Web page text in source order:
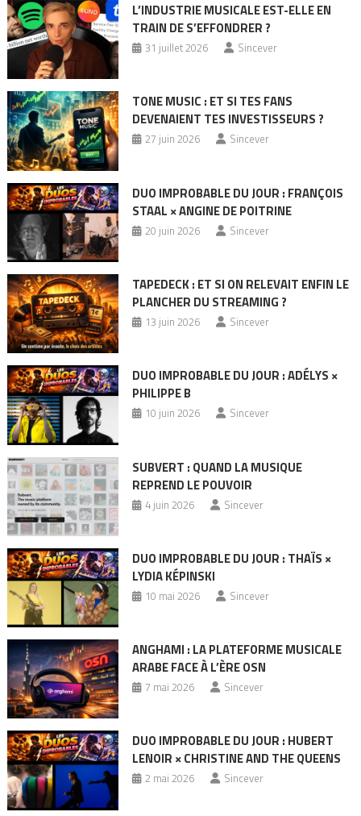
L’INDUSTRIE MUSICALE EST-ELLE EN
TRAIN DE S’EFFONDRER ?
31 juillet 2026 Sincever
TONE MUSIC : ET SI TES FANS
DEVENAIENT TES INVESTISSEURS ?
27 juin 2026 Sincever
DUO IMPROBABLE DU JOUR : FRANÇOIS
STAAL × ANGINE DE POITRINE
20 juin 2026 Sincever
TAPEDECK : ET SI ON RELEVAIT ENFIN LE
PLANCHER DU STREAMING ?
13 juin 2026 Sincever
DUO IMPROBABLE DU JOUR : ADÉLYS ×
PHILIPPE B
10 juin 2026 Sincever
SUBVERT : QUAND LA MUSIQUE
REPREND LE POUVOIR
4 juin 2026 Sincever
DUO IMPROBABLE DU JOUR : THAÏS ×
LYDIA KÉPINSKI
10 mai 2026 Sincever
ANGHAMI : LA PLATEFORME MUSICALE
ARABE FACE À L’ÈRE OSN
7 mai 2026 Sincever
DUO IMPROBABLE DU JOUR : HUBERT
LENOIR × CHRISTINE AND THE QUEENS
2 mai 2026 Sincever